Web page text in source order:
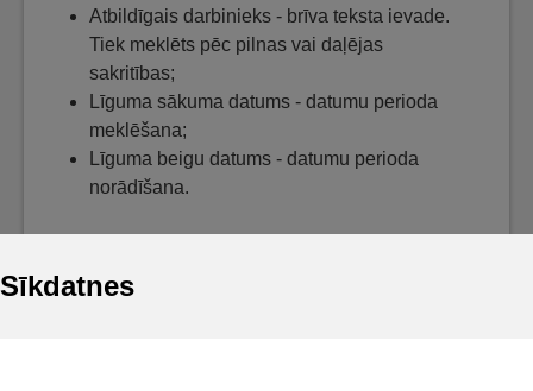
Sīkdatnes
Atbildīgais darbinieks - brīva teksta ievade.
Tiek meklēts pēc pilnas vai daļējas
sakritības;
Līguma sākuma datums - datumu perioda
meklēšana;
Līguma beigu datums - datumu perioda
norādīšana.